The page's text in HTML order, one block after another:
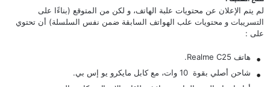
لم يتم الإعلان عن محتويات علبة الهاتف، و لكن من المتوقع (بناءًا على
التسريبات و محتويات علب الهواتف السابقة ضمن نفس السلسلة) أن تحتوي
على :
هاتف Realme C25.
شاحن أصلي بقوة 10 وات، مع كابل مايكرو يو إس بي.